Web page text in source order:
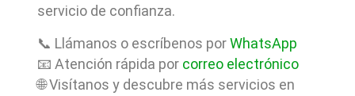
servicio de confianza.
📞 Llámanos o escríbenos porWhatsApp
📧 Atención rápida por correo electrónico
🌐 Visítanos y descubre más servicios en